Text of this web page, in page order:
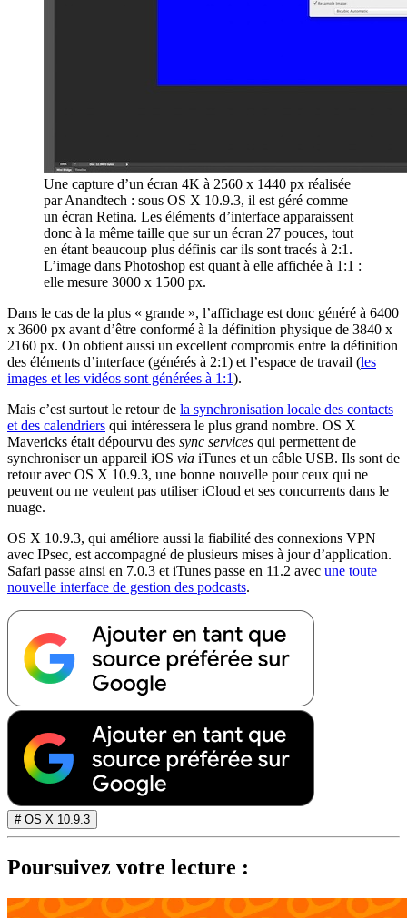
Une capture d’un écran 4K à 2560 x 1440 px réalisée
par Anandtech : sous OS X 10.9.3, il est géré comme
un écran Retina. Les éléments d’interface apparaissent
donc à la même taille que sur un écran 27 pouces, tout
en étant beaucoup plus définis car ils sont tracés à 2:1.
L’image dans Photoshop est quant à elle affichée à 1:1 :
elle mesure 3000 x 1500 px.
Dans le cas de la plus « grande », l’affichage est donc généré à 6400
x 3600 px avant d’être conformé à la définition physique de 3840 x
2160 px. On obtient aussi un excellent compromis entre la définition
des éléments d’interface (générés à 2:1) et l’espace de travail (les
images et les vidéos sont générées à 1:1).
Mais c’est surtout le retour de la synchronisation locale des contacts
et des calendriers qui intéressera le plus grand nombre. OS X
Mavericks était dépourvu des sync services qui permettent de
synchroniser un appareil iOS via iTunes et un câble USB. Ils sont de
retour avec OS X 10.9.3, une bonne nouvelle pour ceux qui ne
peuvent ou ne veulent pas utiliser iCloud et ses concurrents dans le
nuage.
OS X 10.9.3, qui améliore aussi la fiabilité des connexions VPN
avec IPsec, est accompagné de plusieurs mises à jour d’application.
Safari passe ainsi en 7.0.3 et iTunes passe en 11.2 avec une toute
nouvelle interface de gestion des podcasts.
# OS X 10.9.3
Poursuivez votre lecture :